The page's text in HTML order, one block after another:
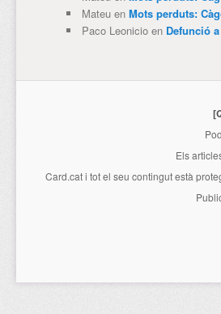
Mateuen Mots perduts:
Paco Leonicioen Defunció
Els
Card.cati tot el seu contingut està